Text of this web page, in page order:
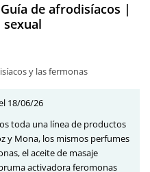
de afrodisíacos |
sexual
y las fermonas
18/06/26
toda una línea de productos
y Mona, los mismos perfumes
el aceite de masaje
activadora feromonas